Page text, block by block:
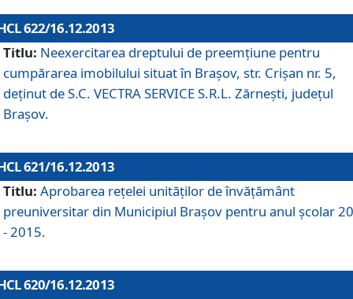
622/16.12.2013
Titlu: Neexercitarea dreptului de preemţiune pentru
cumpărarea imobilului situat în Braşov, str. Crişan nr. 5,
deţinut de S.C. VECTRA SERVICE S.R.L. Zărneşti, judeţul
Braşov.
621/16.12.2013
Titlu: Aprobarea reţelei unităţilor de învăţământ
preuniversitar din Municipiul Braşov pentru anul şcolar
- 2015.
620/16.12.2013